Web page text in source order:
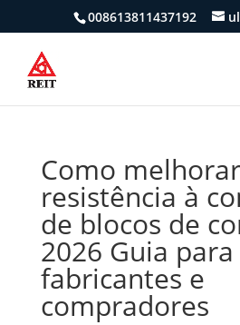
008613811437192
Como
resistência à
de blocos de
2026 Guia para
fabricantes e
compradores